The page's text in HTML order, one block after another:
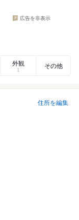
広告を非表示
外観
1
その他
住所を編集